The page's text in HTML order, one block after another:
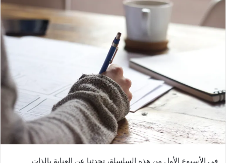
في الأسبوع الأول من هذه السلسلة، تحدثنا عن العناية بالذات